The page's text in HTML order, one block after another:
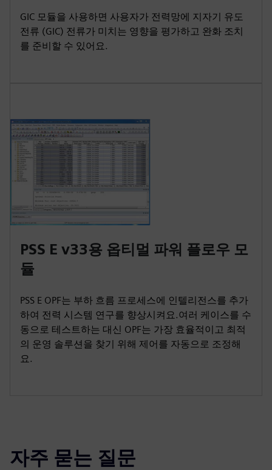
GIC 모듈을 사용하면 사용자가 전력망에 지자기 유도
전류 (GIC) 전류가 미치는 영향을 평가하고 완화 조치
를 준비할 수 있어요.
PSS E v33용 옵티멀 파워 플로우 모
듈
PSS E OPF는 부하 흐름 프로세스에 인텔리전스를 추가
하여 전력 시스템 연구를 향상시켜요.여러 케이스를 수
동으로 테스트하는 대신 OPF는 가장 효율적이고 최적
의 운영 솔루션을 찾기 위해 제어를 자동으로 조정해
요.
자주 묻는 질문